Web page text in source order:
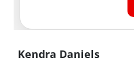
Kendra Daniels